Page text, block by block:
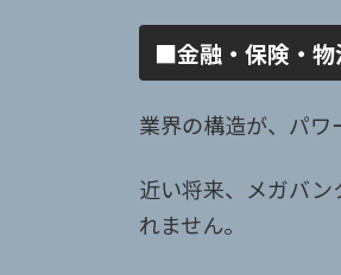
■金融・保険・物
業界の構造が、パワ
近い将来、メガバ
れません。